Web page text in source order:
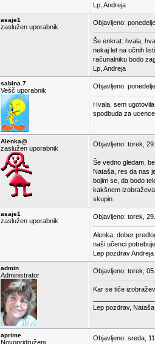
Lp, Andreja
asaje1
zaslužen uporabnik
Objavljeno:
Še enkrat: hvala,
nekaj let na učnih
računalniku bodo
Lp, Andreja
sabina.7
Vešč uporabnik
Objavljeno:
Hvala, sem
spodbuda za
Alenka@
zaslužen uporabnik
Objavljeno: torek,
Še vedno gledam,
Nataša, res da nas
bojim se, da bodo
kakšnem
skupin.
asaje1
zaslužen uporabnik
Objavljeno: torek,
Alenka, dober
naši učenci
Lep pozdrav Andreja
admin
Administrator
Objavljeno: torek,
Kar se tiče
Lep pozdrav, Nataša
aprime
Novopridruženi
Objavljeno: sreda,